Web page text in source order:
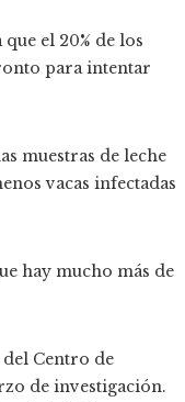
el 20% de los
para intentar
muestras de leche
vacas infectadas
hay mucho más de
Centro de
de investigación.